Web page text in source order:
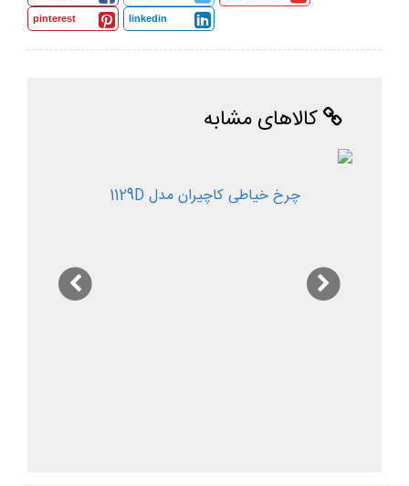
pinterest linkedin
کالاهای مشابه
چرخ خیاطی کاچیران مدل 1129D